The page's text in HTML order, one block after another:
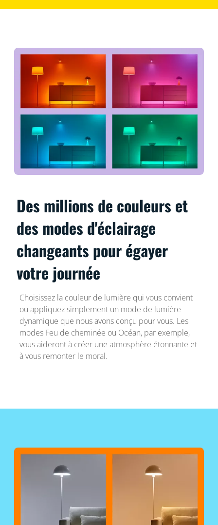
Des millions de couleurs et
des modes d'éclairage
changeants pour égayer
votre journée
Choisissez la couleur de lumière qui vous convient
ou appliquez simplement un mode de lumière
dynamique que nous avons conçu pour vous. Les
modes Feu de cheminée ou Océan, par exemple,
vous aideront à créer une atmosphère étonnante et
à vous remonter le moral.